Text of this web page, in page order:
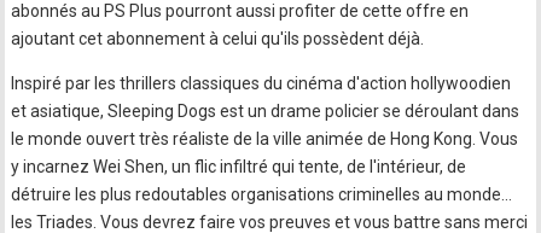
abonnés au PS Plus pourront aussi profiter de cette offre en
ajoutant cet abonnement à celui qu'ils possèdent déjà.
Inspiré par les thrillers classiques du cinéma d'action hollywoodien
et asiatique, Sleeping Dogs est un drame policier se déroulant dans
le monde ouvert très réaliste de la ville animée de Hong Kong. Vous
y incarnez Wei Shen, un flic infiltré qui tente, de l'intérieur, de
détruire les plus redoutables organisations criminelles au monde...
les Triades. Vous devrez faire vos preuves et vous battre sans merci